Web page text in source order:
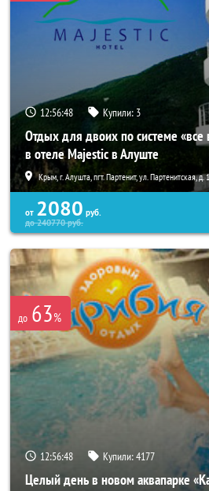
12:56:44 Купили: 3
Отдых для двоих по системе
в отеле Majestic в Алуште
Крым, г. Алушта, пгт. Партенит, ул. Партенитская, д.
от 2080 руб.
до240770руб.
до 63%
12:56:44 Купили:4177
Целый день в новом аквапарке